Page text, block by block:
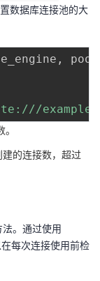
数据库连接池的大
, pool
的连接数，超过
。通过使用
每次连接使用前检